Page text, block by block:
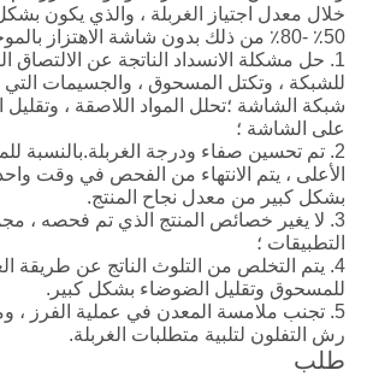
خلال معدل اجتياز الغربلة ، والذي يكون
50٪ -80٪ ​​من ذلك بدون شاشة الاهتزاز بالموجات فوق الصوتية.
1. حل مشكلة الانسداد الناتجة عن الالتصاق
للشبكة ، وتكتل المسحوق ، والجسيمات التي
شبكة الشاشة ؛تحلل المواد اللاصقة ، وتقليل
على الشاشة ؛
2. تم تحسين صفاء ودرجة الغربلة.بالنسبة
الأعلى ، يتم الانتهاء من الفحص في وقت
بشكل كبير من معدل نجاح المنتج.
3. لا يغير خصائص المنتج الذي تم فحصه ،
التطبيقات ؛
4. يتم التخلص من التلوث الناتج عن طريقة
للمسحوق وتقليل الضوضاء بشكل كبير.
5. تجنب ملامسة المعدن في عملية الفرز ،
رش التفلون لتلبية متطلبات الغربلة.
طلب